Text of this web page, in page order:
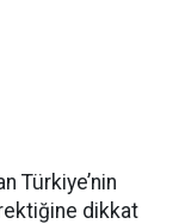
Türkiye’nin
dikkat